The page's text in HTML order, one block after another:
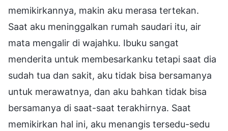
memikirkannya, makin aku merasa tertekan.
Saat aku meninggalkan rumah saudari itu, air
mata mengalir di wajahku. Ibuku sangat
menderita untuk membesarkanku tetapi saat dia
sudah tua dan sakit, aku tidak bisa bersamanya
untuk merawatnya, dan aku bahkan tidak bisa
bersamanya di saat-saat terakhirnya. Saat
memikirkan hal ini, aku menangis tersedu-sedu